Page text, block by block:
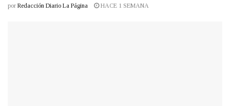
por Redacción Diario La Página HACE 1 SEMANA